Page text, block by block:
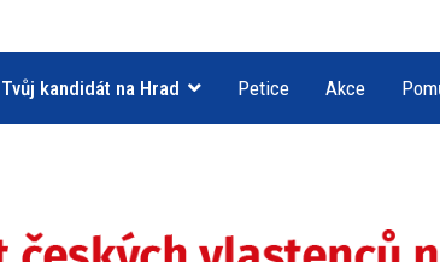
Tvůj kandidát na Hrad Petice Akce